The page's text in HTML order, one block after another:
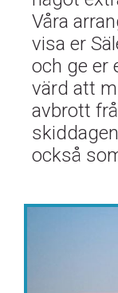
Våra
visa er
och ge er
värd att
avbrott
också